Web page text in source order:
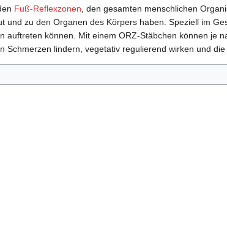
Fuß-Reflexzonen , den gesamten menschlichen
und zu den Organen des Körpers haben. Speziell im
auftreten können. Mit einem ORZ-Stäbchen können je
lindern, vegetativ regulierend wirken und die